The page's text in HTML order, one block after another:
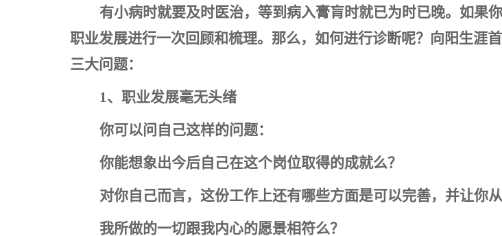
有小病时就要及时医治，等到病入膏肓时就已为时已晚。如
职业发展进行一次回顾和梳理。那么，如何进行诊断呢？向阳生涯
三大问题：
1、职业发展毫无头绪
你可以问自己这样的问题：
你能想象出今后自己在这个岗位取得的成就么？
对你自己而言，这份工作上还有哪些方面是可以完善，并让你
我所做的一切跟我内心的愿景相符么？